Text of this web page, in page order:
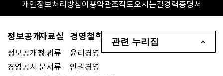
개인정보처리방침이용약관조직도오시는길경력증명서
정보공개
정보공개청구
경영공시
자료실
도서류
문서류
경영철학
윤리경영
인권경영
관련 누리집